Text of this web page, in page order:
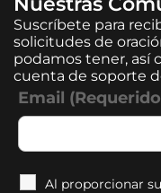
Suscríbete para
solicitudes de
podamos tener, así
cuenta de soporte
Email
Al proporcionar